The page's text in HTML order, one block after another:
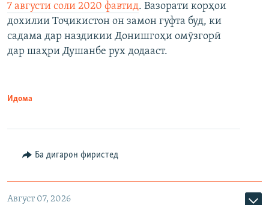
7 августи соли 2020 фавтид. Вазорати корҳои
дохилии Тоҷикистон он замон гуфта буд, ки
садама дар наздикии Донишгоҳи омӯзгорӣ
дар шаҳри Душанбе рух додааст.
Идома
Ба дигарон фиристед
Август 07, 2026